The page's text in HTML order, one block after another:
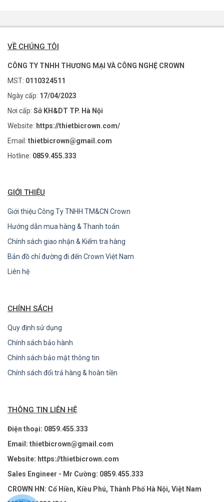
VỀ CHÚNG TÔI
CÔNG TY TNHH THƯƠNG MẠI VÀ CÔNG NGHỆ CROWN
MST: 0110324511
Ngày cấp: 17/04/2023
Nơi cấp: Sở KH&DT TP. Hà Nội
Website: https://thietbicrown.com/
Email: thietbicrown@gmail.com
Hotline: 0859.455.333
GIỚI THIỆU
Giới thiệu Công Ty TNHH TM&CN Crown
Hướng dẫn mua hàng & Thanh toán
Chính sách giao nhận & Kiểm tra hàng
Bản đồ chỉ đường đi đến Crown Việt Nam
Liên hệ
CHÍNH SÁCH
Quy định sử dụng
Chính sách bảo hành
Chính sách bảo mật thông tin
Chính sách đổi trả hàng & hoàn tiền
THÔNG TIN LIÊN HỆ
Điện thoại: 0859.455.333
Email: thietbicrown@gmail.com
Website: https://thietbicrown.com
Sales Engineer - Mr Cường: 0859.455.333
CROWN HN: Cổ Hiền, Kiều Phú, Thành Phố Hà Nội, Việt Nam